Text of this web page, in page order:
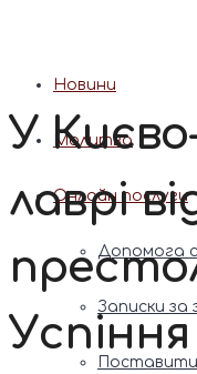
Новини
Молитва
Онлайн послуги
Допомога
Записки за
Поставити
У
лаврі